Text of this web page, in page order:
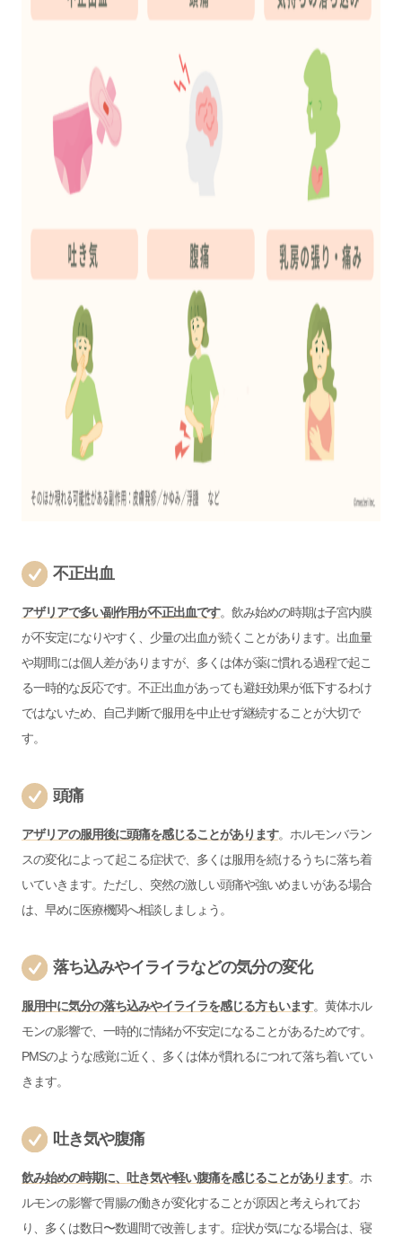
不正出血
アザリアで多い副作用が不正出血です。飲み始めの時期は子宮内膜
が不安定になりやすく、少量の出血が続くことがあります。出血量
や期間には個人差がありますが、多くは体が薬に慣れる過程で起こ
る一時的な反応です。不正出血があっても避妊効果が低下するわけ
ではないため、自己判断で服用を中止せず継続することが大切で
す。
頭痛
アザリアの服用後に頭痛を感じることがあります。ホルモンバラン
スの変化によって起こる症状で、多くは服用を続けるうちに落ち着
いていきます。ただし、突然の激しい頭痛や強いめまいがある場合
は、早めに医療機関へ相談しましょう。
落ち込みやイライラなどの気分の変化
服用中に気分の落ち込みやイライラを感じる方もいます。黄体ホル
モンの影響で、一時的に情緒が不安定になることがあるためです。
PMSのような感覚に近く、多くは体が慣れるにつれて落ち着いてい
きます。
吐き気や腹痛
飲み始めの時期に、吐き気や軽い腹痛を感じることがあります。ホ
ルモンの影響で胃腸の働きが変化することが原因と考えられてお
り、多くは数日〜数週間で改善します。症状が気になる場合は、寝